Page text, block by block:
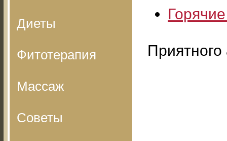
Диеты
Фитотерапия
Массаж
Советы
Приятного